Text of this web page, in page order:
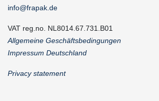
info@frapak.de
VAT reg.no. NL8014.67.731.B01
Allgemeine Geschäftsbedingungen
Impressum Deutschland
Privacy statement